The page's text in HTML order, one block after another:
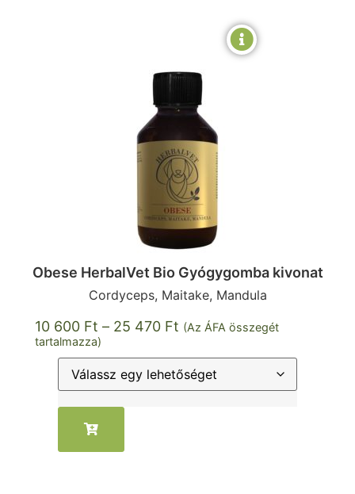
Obese HerbalVet Bio Gyógygomba kivonat
Cordyceps, Maitake, Mandula
10 600 Ft – 25 470 Ft (Az ÁFA összegét
tartalmazza)